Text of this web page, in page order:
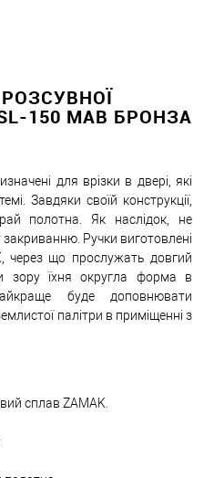
150 MAB БРОНЗА
для врізки в двері, які
Завдяки своїй конструкції,
полотна. Як наслідок, не
Ручки виготовлені
через що прослужать довгий
зору їхня округла форма в
буде доповнювати
палітри в приміщенні з
сплав ZAMAK.